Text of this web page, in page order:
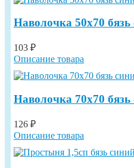
Наволочка 50х70 бязь
103 ₽
Описание товара
Наволочка 70х70 бязь
126 ₽
Описание товара